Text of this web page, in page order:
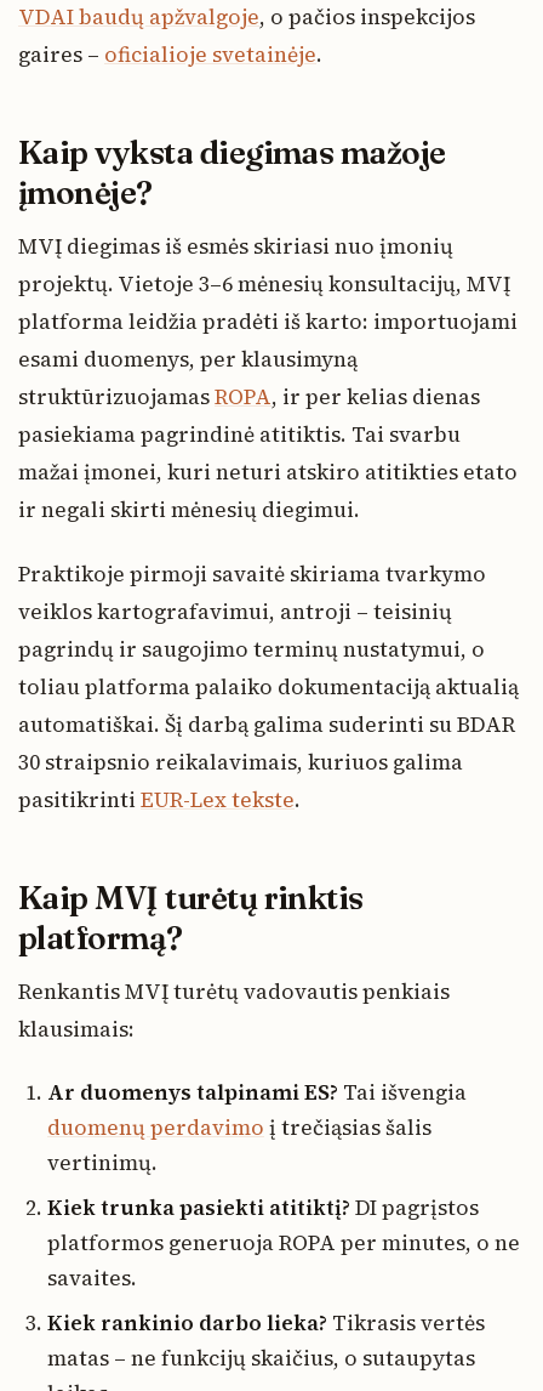
VDAI baudų apžvalgoje, o pačios inspekcijos
gaires – oficialioje svetainėje.
Kaip vyksta diegimas mažoje
įmonėje?
MVĮ diegimas iš esmės skiriasi nuo įmonių
projektų. Vietoje 3–6 mėnesių konsultacijų, MVĮ
platforma leidžia pradėti iš karto: importuojami
esami duomenys, per klausimyną
struktūrizuojamasROPA, ir per kelias dienas
pasiekiama pagrindinė atitiktis. Tai svarbu
mažai įmonei, kuri neturi atskiro atitikties etato
ir negali skirti mėnesių diegimui.
Praktikoje pirmoji savaitė skiriama tvarkymo
veiklos kartografavimui, antroji – teisinių
pagrindų ir saugojimo terminų nustatymui, o
toliau platforma palaiko dokumentaciją aktualią
automatiškai. Šį darbą galima suderinti su BDAR
30 straipsnio reikalavimais, kuriuos galima
pasitikrintiEUR-Lex tekste.
Kaip MVĮ turėtų rinktis
platformą?
Renkantis MVĮ turėtų vadovautis penkiais
klausimais:
Ar duomenys talpinami ES? Tai išvengia
duomenų perdavimo į trečiąsias šalis
vertinimų.
Kiek trunka pasiekti atitiktį? DI pagrįstos
platformos generuoja ROPA per minutes, o ne
savaites.
Kiek rankinio darbo lieka? Tikrasis vertės
matas – ne funkcijų skaičius, o sutaupytas